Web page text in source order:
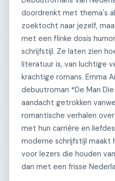
doordrenkt met thema's
zoektocht naar jezelf,
met een flinke dosis
schrijfstijl. Ze laten zien
literatuur is, van luchtige
krachtige romans. Emma
debuutroman *De Man
aandacht getrokken
romantische verhalen
met hun carrière en
moderne schrijfstijl maakt
voor lezers die houden
dan met een frisse